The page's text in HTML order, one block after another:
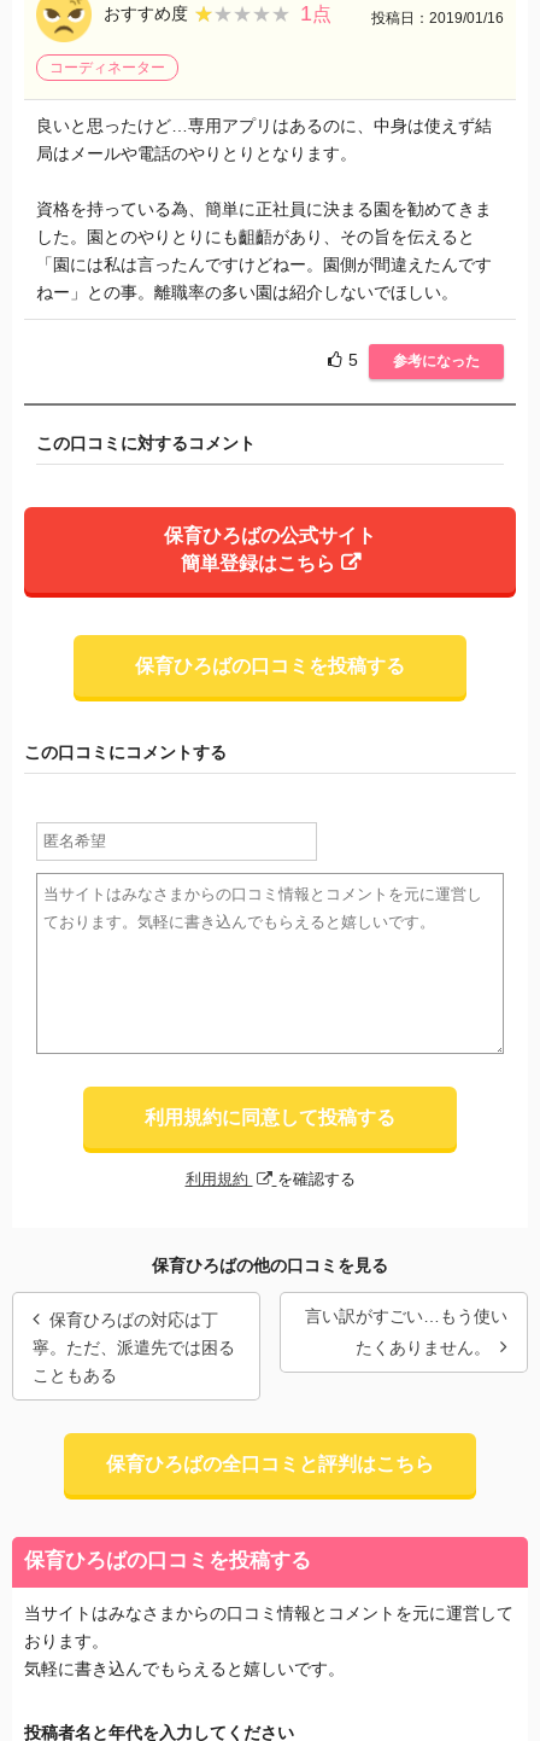
おすすめ度 ★★★★★
★★★★★ 1点 投稿日：2019/01/16
コーディネーター
良いと思ったけど…専用アプリはあるのに、中身は使えず結
局はメールや電話のやりとりとなります。
資格を持っている為、簡単に正社員に決まる園を勧めてきま
した。園とのやりとりにも齟齬があり、その旨を伝えると
「園には私は言ったんですけどねー。園側が間違えたんです
ねー」との事。離職率の多い園は紹介しないでほしい。
5 参考になった
この口コミに対するコメント
保育ひろばの公式サイト
簡単登録はこちら
保育ひろばの口コミを投稿する
この口コミにコメントする
利用規約に同意して投稿する
利用規約 を確認する
保育ひろばの他の口コミを見る
保育ひろばの対応は丁
寧。ただ、派遣先では困る
こともある
言い訳がすごい…もう使い
たくありません。
保育ひろばの全口コミと評判はこちら
保育ひろばの口コミを投稿する
当サイトはみなさまからの口コミ情報とコメントを元に運営して
おります。
気軽に書き込んでもらえると嬉しいです。
投稿者名と年代を入力してください